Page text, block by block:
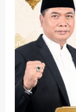
2
3